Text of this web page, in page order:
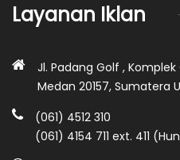
Layanan Iklan
Jl. Padang Golf , Komplek
Medan 20157, Sumatera
(061) 4512 310
(061) 4154 711 ext. 411